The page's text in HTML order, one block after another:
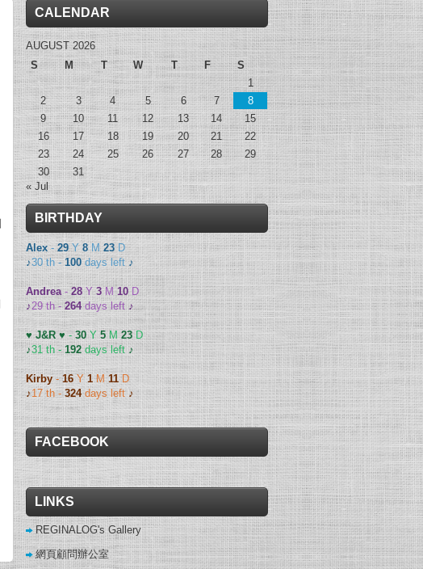
CALENDAR
AUGUST 2026
S
M T W T F
S
1
2
3 4 5 6 7
8
9
10 11 12 13 14
15
16
17 18 19 20 21
22
23
24 25 26 27 28
29
30
31
« Jul
BIRTHDAY
Alex-29Y 8M23D
♪30 th -100days left ♪
Andrea-28Y3M10D
♪29 th -264days left♪
♥ J&R ♥-30Y5M23D
♪31 th -192days left ♪
Kirby-16Y1M11D
♪17 th -324days left♪
FACEBOOK
LINKS
REGINALOG's Gallery
網頁顧問辦公室